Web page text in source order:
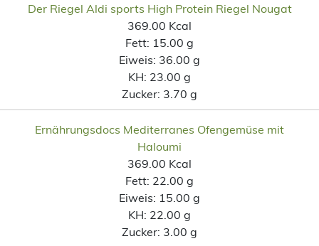
Der Riegel Aldi sports High Protein Riegel Nougat
369.00 Kcal
Fett: 15.00 g
Eiweis: 36.00 g
KH: 23.00 g
Zucker: 3.70 g
Ernährungsdocs Mediterranes Ofengemüse mit
Haloumi
369.00 Kcal
Fett: 22.00 g
Eiweis: 15.00 g
KH: 22.00 g
Zucker: 3.00 g